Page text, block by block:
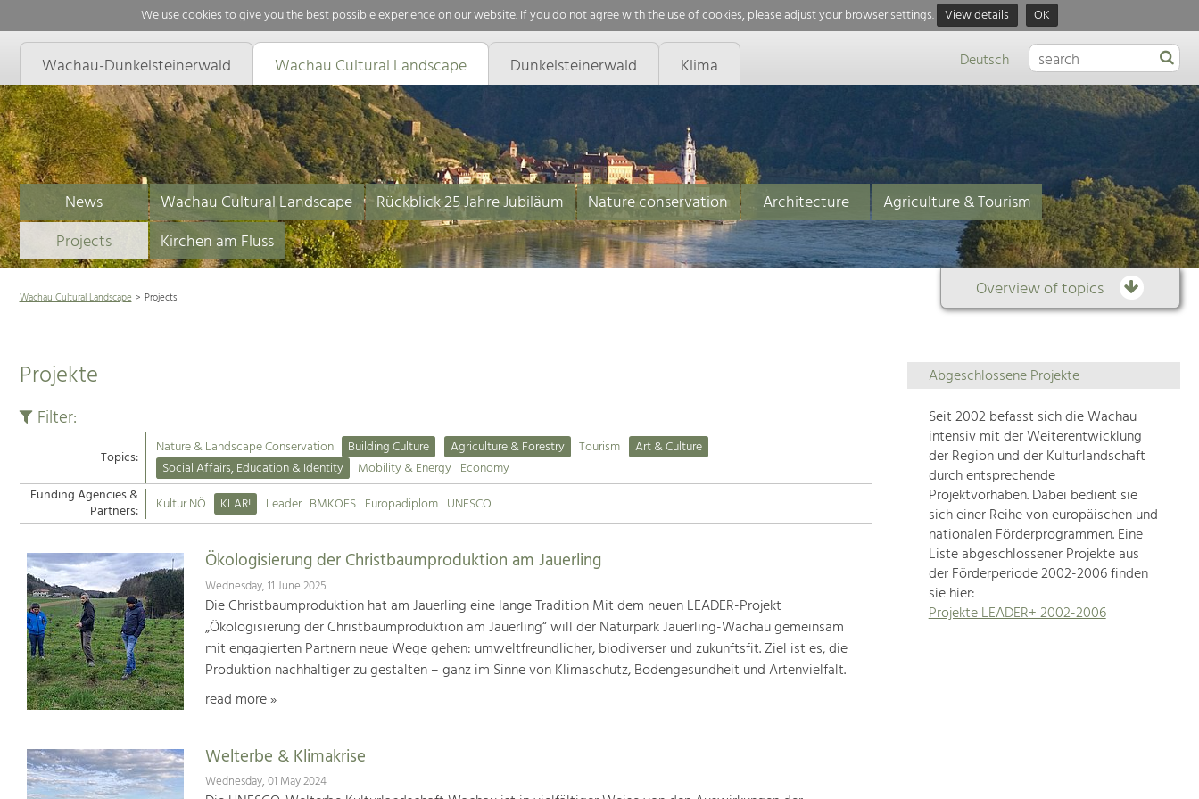
We use cookies to give you the best possible experience on our website. If you do not agree with the use of cookies, please adjust your browser settings. View details OK
Wachau-Dunkelsteinerwald Wachau Cultural Landscape Dunkelsteinerwald Klima Deutsch
News Wachau Cultural Landscape Rückblick 25 Jahre Jubiläum Nature conservation Architecture
Agriculture & Tourism
Projects
Kirchen am Fluss
Overview of topics
Overview
of
topics
Development
within
our
region
is
extremely
diverse.
Which
Wachau Cultural Landscape Projects
Projekte
Filter:
Topics: Nature & Landscape Conservation Building Culture Agriculture & Forestry Tourism
Art & Culture
Social Affairs, Education & Identity
Mobility & Energy Economy
Funding Agencies &
Partners: Kultur NÖ KLAR! Leader BMKOES Europadiplom UNESCO
Ökologisierung der Christbaumproduktion am Jauerling
Wednesday, 11 June 2025
Die Christbaumproduktion hat am Jauerling eine lange Tradition Mit dem neuen LEADER-Projekt
„Ökologisierung der Christbaumproduktion am Jauerling“ will der Naturpark Jauerling-Wachau gemeinsam
mit engagierten Partnern neue Wege gehen: umweltfreundlicher, biodiverser und zukunftsfit. Ziel ist es, die
Produktion nachhaltiger zu gestalten – ganz im Sinne von Klimaschutz, Bodengesundheit und Artenvielfalt.
read more »
Welterbe & Klimakrise
Wednesday, 01 May 2024
Abgeschlossene Projekte
Seit 2002 befasst sich die Wachau
intensiv mit der Weiterentwicklung
der Region und der Kulturlandschaft
durch entsprechende
Projektvorhaben. Dabei bedient sie
sich einer Reihe von europäischen und
nationalen Förderprogrammen. Eine
Liste abgeschlossener Projekte aus
der Förderperiode 2002-2006 finden
sie hier:
Projekte LEADER+ 2002-2006